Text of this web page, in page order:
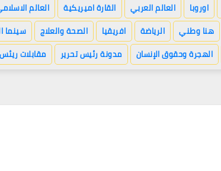
اوروبا العالم العربي القارة اميريكية العالم
هنا وطني الرياضة افريقيا الصحة والعلاج سينما
الهجرة وحقوق الإنسان مدونة رئيس تحرير مقابلات